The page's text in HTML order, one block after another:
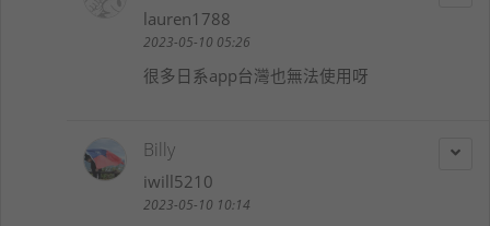
lauren1788
2023-05-10 05:26
很多日系app台灣也無法使用呀
Billy
iwill5210
2023-05-10 10:14